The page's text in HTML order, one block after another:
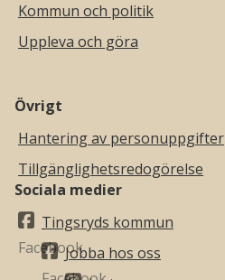
Kommun och politik
Uppleva och göra
Övrigt
Hantering av personuppgifter
Tillgänglighetsredogörelse
Sociala medier
Tingsryds kommun
Jobba hos oss